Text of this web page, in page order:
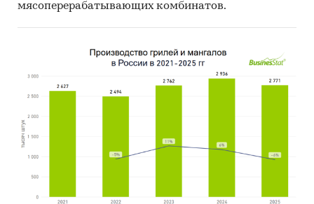
демонстрирует Приволжский ФО с объемом
выпуска продукции, составляющим 24,8
- Лидером по импортным поставкам в 2025 г.
является Китай (более 45%), ведущий
поставщик охранно-пожарных
SOLUTIONS LTD
- В импорте наибольшую долю занимает
сегмент low-priced с долей 63,2%, основные
поставки сегмента из стран: Китай, Беларусь,
Израиль. Сегмент high-priced представлен
мясоперерабатывающих комбинатов.